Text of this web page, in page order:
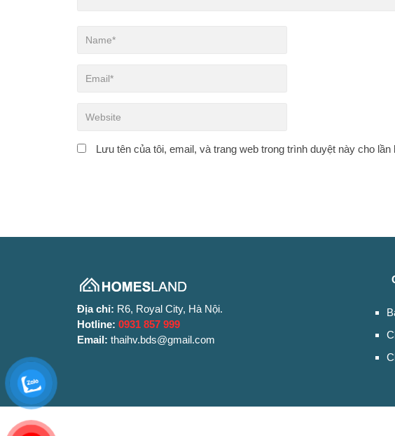
Lưu tên của tôi, email, và trang web trong trình duyệt này cho lần
Địa chỉ: R6, Royal City, Hà Nội.
Hotline: 0931 857 999
Email: thaihv.bds@gmail.com